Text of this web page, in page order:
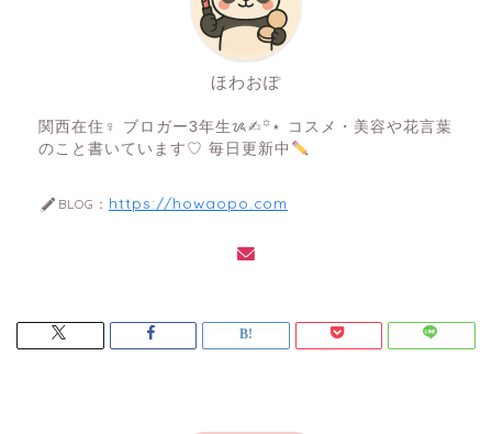
ほわおぽ
関西在住♀ ブロガー3年生ᝰ✍︎꙳⋆ コスメ・美容や花言葉
のこと書いています♡ 毎日更新中
BLOG： https://howaopo.com